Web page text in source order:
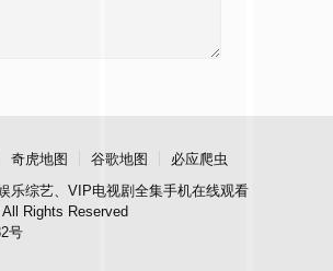
奇虎地图 谷歌地图
必应爬虫
乐综艺、VIP电视剧全集手机在线观看
Rights Reserved
号